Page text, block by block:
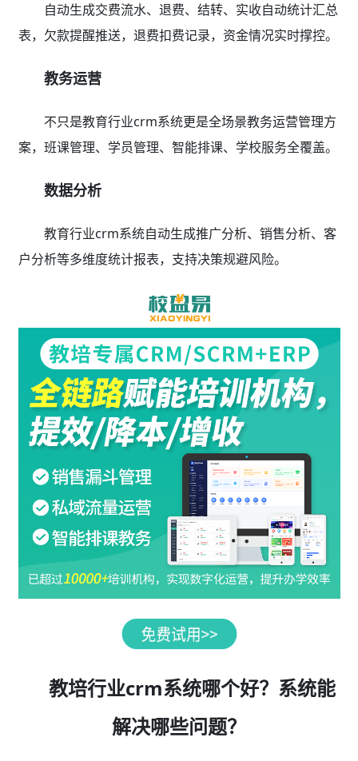
自动生成交费流水、退费、结转、实收自动统计汇总
表，欠款提醒推送，退费扣费记录，资金情况实时撑控。
教务运营
不只是教育行业crm系统更是全场景教务运营管理方
案，班课管理、学员管理、智能排课、学校服务全覆盖。
数据分析
教育行业crm系统自动生成推广分析、销售分析、客
户分析等多维度统计报表，支持决策规避风险。
教培行业crm系统哪个好？系统能
解决哪些问题？